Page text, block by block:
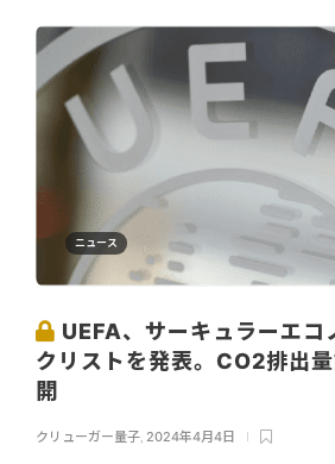
ニュース
UEFA、サーキュラーエコ
クリストを発表。CO2排出
開
クリューガー量子, 2024年4月4日